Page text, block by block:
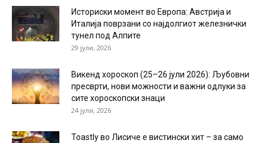
Историски момент во Европа: Австрија и
Италија поврзани со најдолгиот железнички
тунел под Алпите
29 јули, 2026
Викенд хороскоп (25–26 јули 2026): Љубовни
пресврти, нови можности и важни одлуки за
сите хороскопски знаци
24 јули, 2026
Toastly во Лисиче е вистински хит – за само